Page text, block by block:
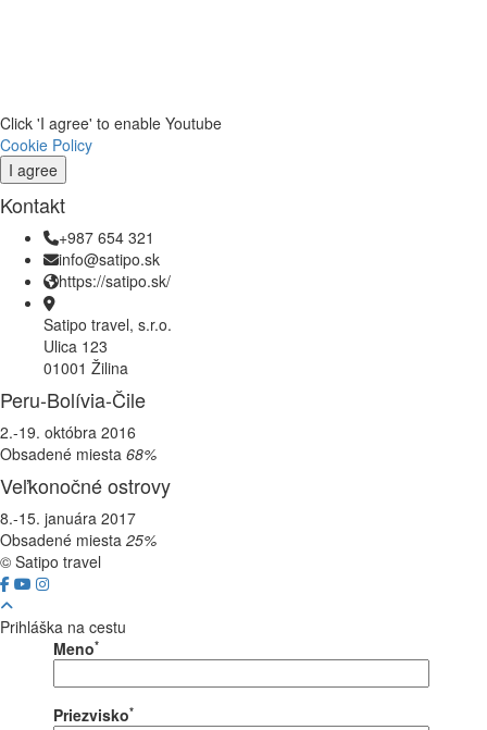
Click 'I agree' to enable Youtube
Cookie Policy
I agree
Kontakt
+987 654 321
info@satipo.sk
https://satipo.sk/
Satipo travel, s.r.o.
Ulica 123
01001 Žilina
Peru-Bolívia-Čile
2.-19. októbra 2016
Obsadené miesta 68%
Veľkonočné ostrovy
8.-15. januára 2017
Obsadené miesta 25%
© Satipo travel
Prihláška na cestu
Meno*
Priezvisko*